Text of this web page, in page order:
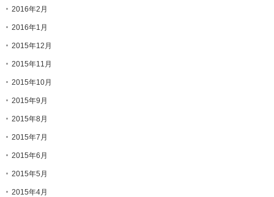
2016年2月
2016年1月
2015年12月
2015年11月
2015年10月
2015年9月
2015年8月
2015年7月
2015年6月
2015年5月
2015年4月